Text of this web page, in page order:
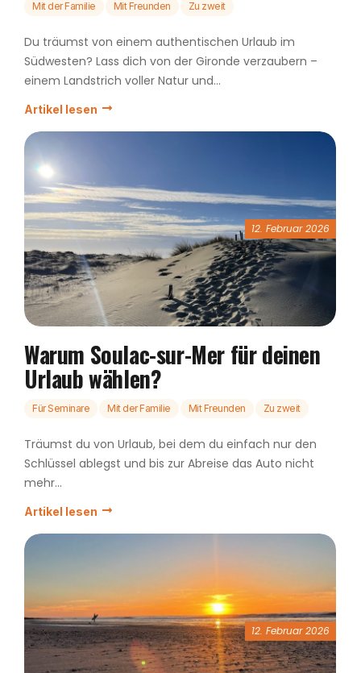
Mit der Familie Mit Freunden Zu zweit
Du träumst von einem authentischen Urlaub im
Südwesten? Lass dich von der Gironde verzaubern –
einem Landstrich voller Natur und...
Artikel lesen
12. Februar 2026
Warum Soulac-sur-Mer für deinen
Urlaub wählen?
Für Seminare Mit der Familie Mit Freunden Zu zweit
Träumst du von Urlaub, bei dem du einfach nur den
Schlüssel ablegst und bis zur Abreise das Auto nicht
mehr...
Artikel lesen
12. Februar 2026